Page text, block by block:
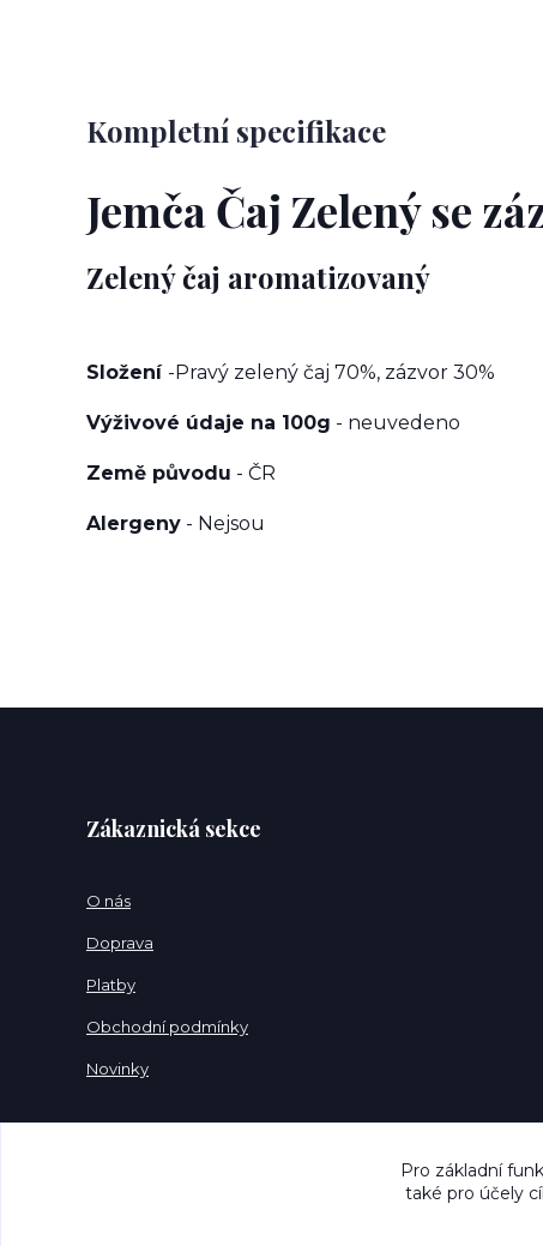
Kompletní specifikace
Jemča Čaj Zelený se
Zelený čaj aromatizovaný
Složení -Pravý zelený čaj 70%, zázvor 30%
Výživové údaje na 100g - neuvedeno
Země původu - ČR
Alergeny - Nejsou
Zákaznická sekce
O nás
Doprava
Platby
Obchodní podmínky
Novinky
Pro základní
také pro účely